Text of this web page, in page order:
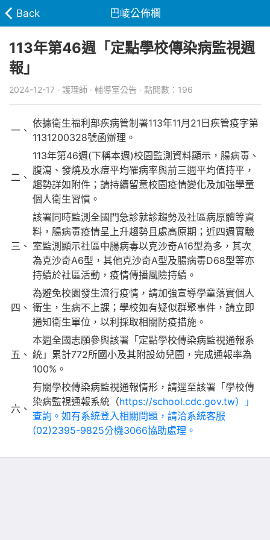
Back 巴崚公佈欄
113年第46週「定點學校傳染病監視週
報」
2024-12-17 · 護理師 · 輔導室公告 · 點閱數：196
一、
依據衛生福利部疾病管制署113年11月21日疾管疫字第
1131200328號函辦理。
二、
113年第46週(下稱本週)校園監測資料顯示，腸病毒、
腹瀉、發燒及水痘平均罹病率與前三週平均值持平，
趨勢詳如附件；請持續留意校園疫情變化及加強學童
個人衛生習慣。
三、
該署同時監測全國門急診就診趨勢及社區病原體等資
料，腸病毒疫情呈上升趨勢且處高原期；近四週實驗
室監測顯示社區中腸病毒以克沙奇A16型為多，其次
為克沙奇A6型，其他克沙奇A型及腸病毒D68型等亦
持續於社區活動，疫情傳播風險持續。
四、
為避免校園發生流行疫情，請加強宣導學童落實個人
衛生，生病不上課；學校如有疑似群聚事件，請立即
通知衛生單位，以利採取相關防疫措施。
五、
本週全國志願參與該署「定點學校傳染病監視通報系
統」累計772所國小及其附設幼兒園，完成通報率為
100%。
六、
有關學校傳染病監視通報情形，請逕至該署「學校傳
染病監視通報系統（https://school.cdc.gov.tw）」
查詢。如有系統登入相關問題，請洽系統客服
(02)2395-9825分機3066協助處理。